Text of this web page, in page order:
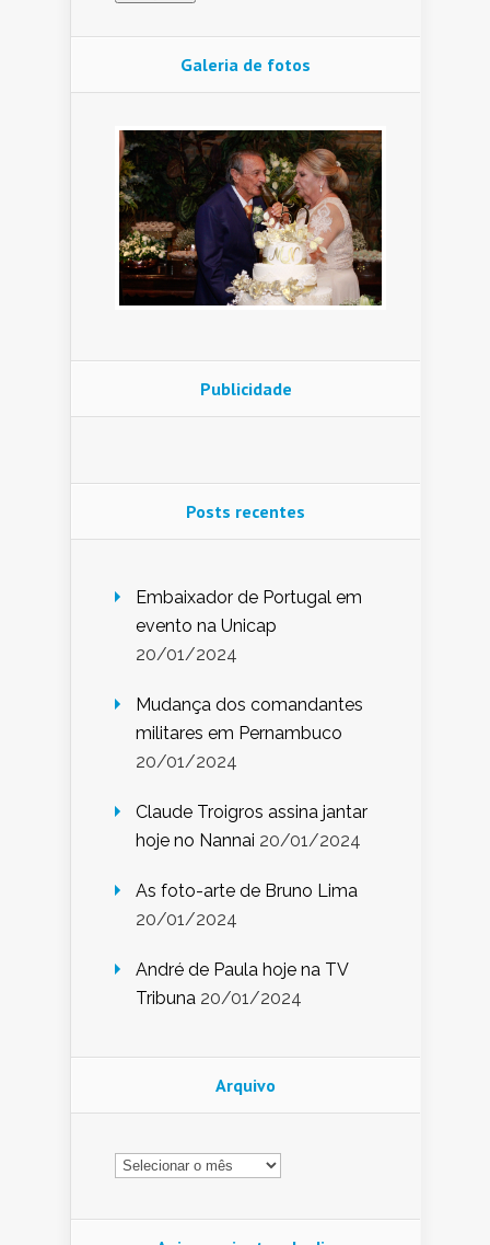
Galeria de fotos
Publicidade
Posts recentes
Embaixador de Portugal em
evento na Unicap
20/01/2024
Mudança dos comandantes
militares em Pernambuco
20/01/2024
Claude Troigros assina jantar
hoje no Nannai 20/01/2024
As foto-arte de Bruno Lima
20/01/2024
André de Paula hoje na TV
Tribuna 20/01/2024
Arquivo
Arquivo